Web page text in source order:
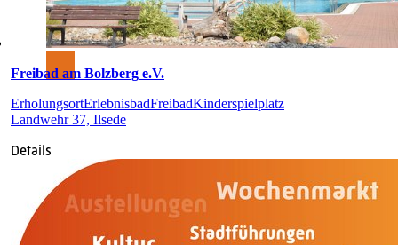
Freibad am Bolzberg e.V.
ErholungsortErlebnisbadFreibadKinderspielplatz
Landwehr 37, Ilsede
Details